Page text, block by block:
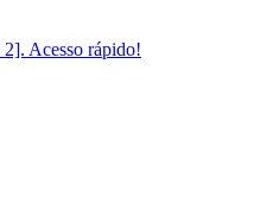
Acesso rápido!